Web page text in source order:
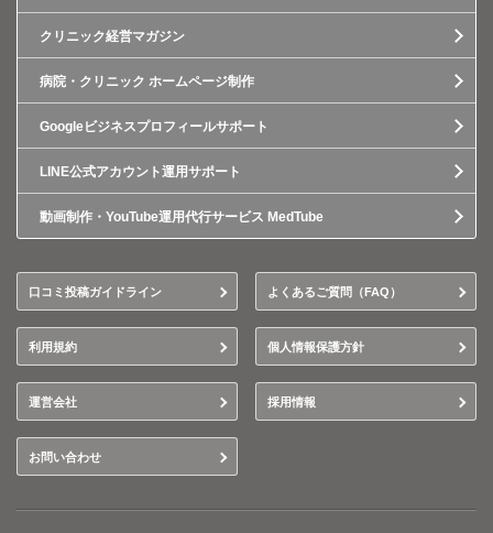
クリニック経営マガジン
病院・クリニック ホームページ制作
Googleビジネスプロフィールサポート
LINE公式アカウント運用サポート
動画制作・YouTube運用代行サービス MedTube
口コミ投稿ガイドライン よくあるご質問（FAQ）
利用規約 個人情報保護方針
運営会社 採用情報
お問い合わせ